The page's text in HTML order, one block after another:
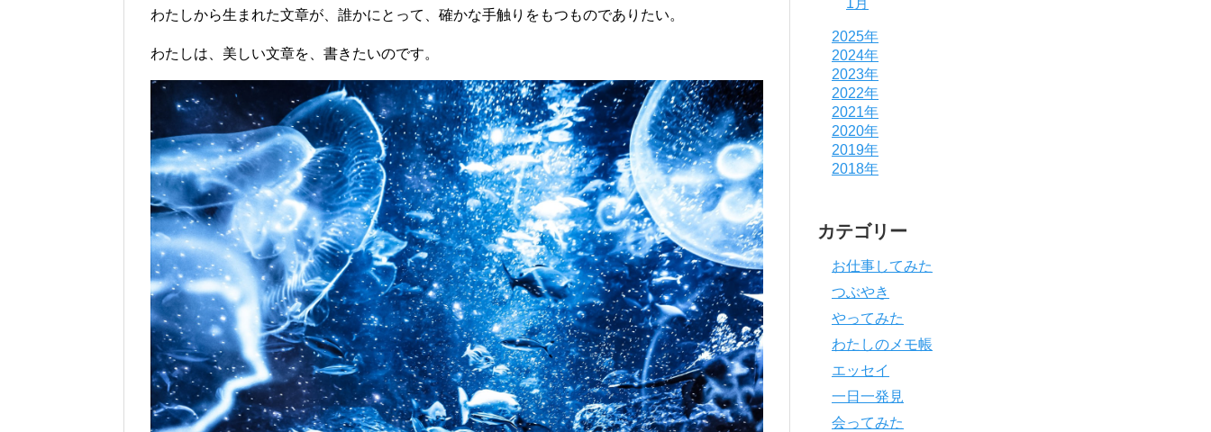
わたしから生まれた文章が、誰かにとって、確かな手触りをもつものでありたい。
わたしは、美しい文章を、書きたいのです。
1月
2025年
2024年
2023年
2022年
2021年
2020年
2019年
2018年
カテゴリー
お仕事してみた
つぶやき
やってみた
わたしのメモ帳
エッセイ
一日一発見
会ってみた